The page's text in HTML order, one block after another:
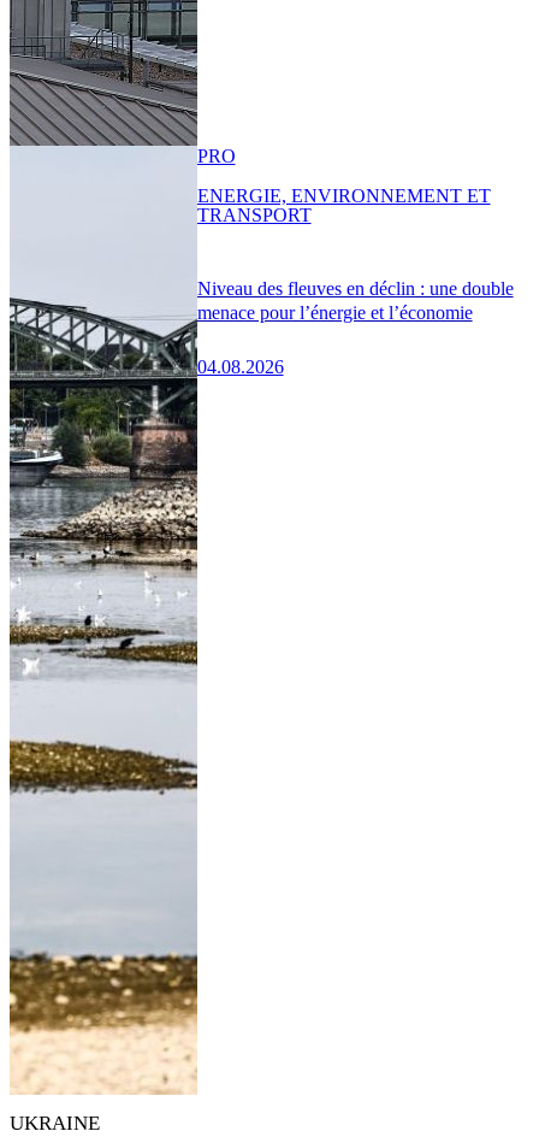
Niveau des fleuves en déclin : une double
menace pour l’énergie et l’économie
04.08.2026
PRO
ENERGIE, ENVIRONNEMENT ET
TRANSPORT
UKRAINE